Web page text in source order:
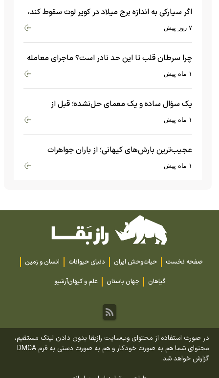
اگر سیارکی به اندازه برج میلاد در کویر لوت سقوط کند،
چه اتفاقی می‌افتد؟
۷ روز پیش
چرا سرطان قلب تا این حد نادر است؟ ماجرای معامله
عجیبی که در بدن اتفاق می‌افتد!۱ ماه پیش
یک سؤال ساده و یک معمای حل‌نشده؛ قبل از
بیگ‌بنگ و آغاز جهان چه چیزی وجود داشت؟۱ ماه پیش
عجیب‌ترین بارش‌های کیهانی؛ از باران جواهرات
گران‌قیمت تا بارش آهن و شیشه۱ ماه پیش
صفحه نخست حیات‌وحش ایران دنیای حیوانات
انسان و زمین
گیاهان
جهان باستان علم و کیهانآرشیو
در صورت استفاده از محتوای وب‌سایت رازبقا بدون دادن لینک مستقیم،
محتوای شما هم به صورت خودکار و هم به صورت دستی به فرم DMCA
گزارش خواهد شد.